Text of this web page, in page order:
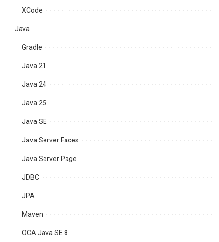
XCode
Java
Gradle
Java 21
Java 24
Java 25
Java SE
Java Server Faces
Java Server Page
JDBC
JPA
Maven
OCA Java SE 8